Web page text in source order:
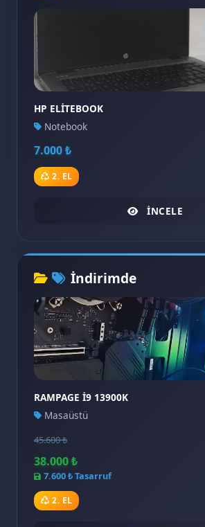
HP ELİTEBOOK
Notebook
7.000 ₺
2. EL
İNCELE
İndirimde
RAMPAGE İ9 13900K
Masaüstü
45.600 ₺
38.000 ₺
7.600 ₺ Tasarruf
2. EL